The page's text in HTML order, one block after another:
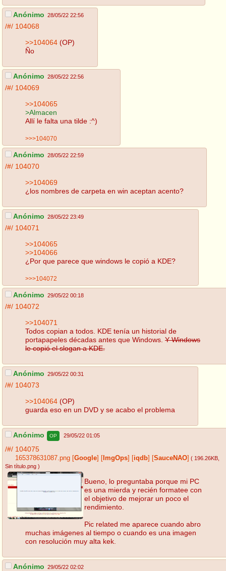
Anónimo 28/05/22 22:56
/#/ 104068
>>104064 (OP)
Ño
Anónimo 28/05/22 22:56
/#/ 104069
>>104065
>Almacen
Allí le falta una tilde :^)
>>>104070
Anónimo 28/05/22 22:59
/#/ 104070
>>104069
¿los nombres de carpeta en win aceptan acento?
Anónimo 28/05/22 23:49
/#/ 104071
>>104065
>>104066
¿Por que parece que windows le copió a KDE?
>>>104072
Anónimo 29/05/22 00:18
/#/ 104072
>>104071
Todos copian a todos. KDE tenía un historial de
portapapeles décadas antes que Windows. Y Windows
le copió el slogan a KDE.
Anónimo 29/05/22 00:31
/#/ 104073
>>104064 (OP)
guarda eso en un DVD y se acabo el problema
Anónimo OP 29/05/22 01:05
/#/ 104075
165378631087.png [Google] [ ImgOps] [iqdb] [SauceNAO] ( 196.26KB
Sin título.png )
Bueno, lo preguntaba porque mi PC
es una mierda y recién formatee con
el objetivo de mejorar un poco el
rendimiento.
Pic related me aparece cuando abro
muchas imágenes al tiempo o cuando es una imagen
con resolución muy alta kek.
Anónimo 29/05/22 02:02